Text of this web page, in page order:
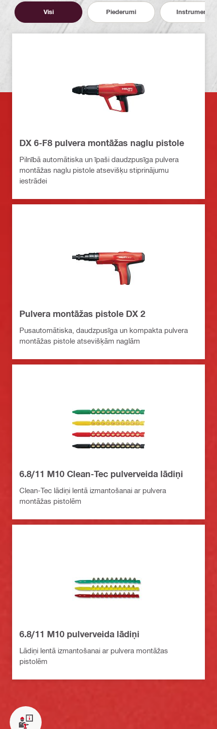
Visi Piederumi Instrumenti
DX 6-F8 pulvera montāžas naglu pistole
Pilnībā automātiska un īpaši daudzpusīga pulvera
montāžas naglu pistole atsevišķu stiprinājumu
iestrādei
Pulvera montāžas pistole DX 2
Pusautomātiska, daudzpusīga un kompakta pulvera
montāžas pistole atsevišķām naglām
6.8/11 M10 Clean-Tec pulverveida lādiņi
Clean-Tec lādiņi lentā izmantošanai ar pulvera
montāžas pistolēm
6.8/11 M10 pulverveida lādiņi
Lādiņi lentā izmantošanai ar pulvera montāžas
pistolēm